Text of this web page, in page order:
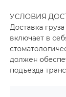
УСЛОВИЯ
Доставка
включает в
должен
подъезда